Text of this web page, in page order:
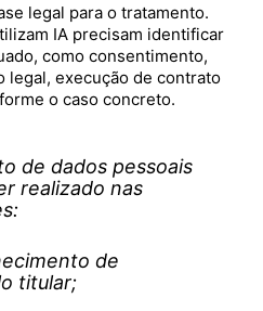
legal para o tratamento.
IA precisam identificar
como consentimento,
legal, execução de contrato
o caso concreto.
de dados pessoais
realizado nas
de
titular;